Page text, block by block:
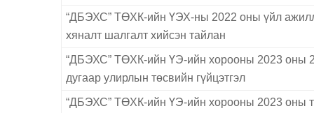
“ДБЭХС” ТӨХК-ийн ҮЭХ-ны 2022 оны үйл
хяналт шалгалт хийсэн тайлан
“ДБЭХС” ТӨХК-ийн ҮЭ-ийн хорооны 2023 оны
дугаар улирлын төсвийн гүйцэтгэл
“ДБЭХС” ТӨХК-ийн ҮЭ-ийн хорооны 2023 оны